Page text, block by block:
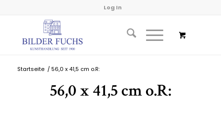
Log In
Startseite / 56,0 x 41,5 cm o.R:
56,0 x 41,5 cm o.R: